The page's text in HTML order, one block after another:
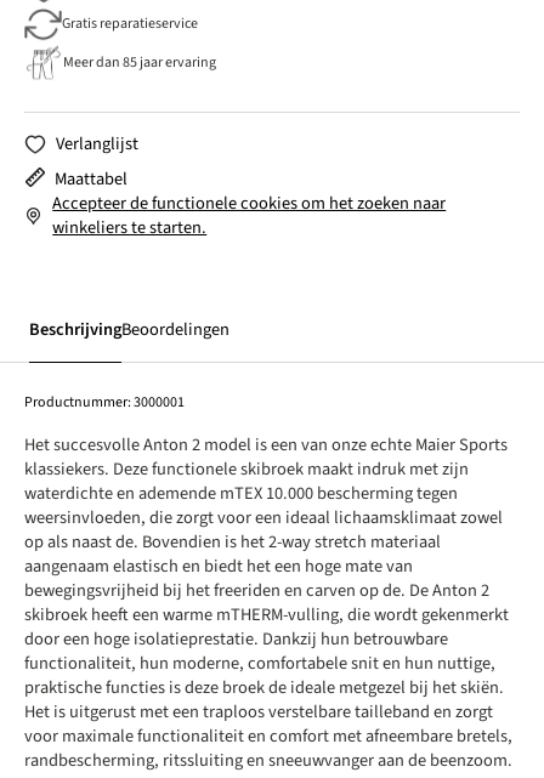
Gratis reparatieservice
Meer dan 85 jaar ervaring
Verlanglijst
Maattabel
Accepteer de functionele cookies om het zoeken naar
winkeliers te starten.
BeschrijvingBeoordelingen
Productnummer:3000001
Het succesvolle Anton 2 model is een van onze echte Maier Sports
klassiekers. Deze functionele skibroek maakt indruk met zijn
waterdichte en ademende mTEX 10.000 bescherming tegen
weersinvloeden, die zorgt voor een ideaal lichaamsklimaat zowel
op als naast de. Bovendien is het 2-way stretch materiaal
aangenaam elastisch en biedt het een hoge mate van
bewegingsvrijheid bij het freeriden en carven op de. De Anton 2
skibroek heeft een warme mTHERM-vulling, die wordt gekenmerkt
door een hoge isolatieprestatie. Dankzij hun betrouwbare
functionaliteit, hun moderne, comfortabele snit en hun nuttige,
praktische functies is deze broek de ideale metgezel bij het skiën.
Het is uitgerust met een traploos verstelbare tailleband en zorgt
voor maximale functionaliteit en comfort met afneembare bretels,
randbescherming, ritssluiting en sneeuwvanger aan de beenzoom.